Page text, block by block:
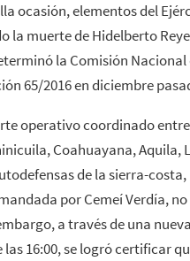
ocasión, elementos del
muerte de Hidelberto
la Comisión Nacional
65/2016 en diciembre
operativo coordinado
Coahuayana, Aquila,
de la sierra-
por Cemeí Verdía,
a través de una
16:00, se logró certificar